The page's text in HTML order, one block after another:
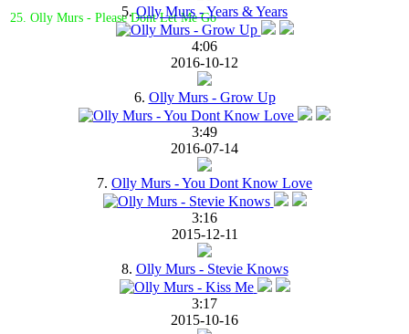
25. Olly Murs - Please Dont Let Me Go
5.Olly Murs - Years & Years
4:06
2016-10-12
6. Olly Murs - Grow Up
3:49
2016-07-14
7. Olly Murs - You Dont Know Love
3:16
2015-12-11
8. Olly Murs - Stevie Knows
3:17
2015-10-16